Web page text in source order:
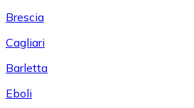
Brescia
Cagliari
Barletta
Eboli